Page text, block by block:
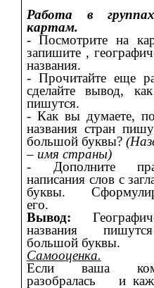
Работа в
картам.
- Посмотрите на
запишите ,
названия.
- Прочитайте еще
сделайте вывод,
пишутся.
- Как вы думаете,
названия стран
большой буквы?
– имя страны)
- Дополните
написания слов с
буквы.
его.
Вывод:
названия
большой буквы.
Самооценка.
Если ваша
разобралась и